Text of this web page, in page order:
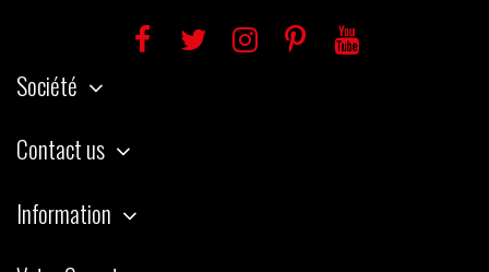
Société
Contact us
Information